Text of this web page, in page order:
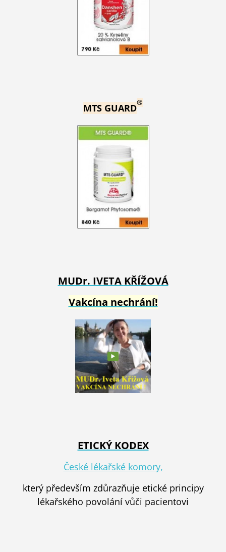
MTS GUARD®
MUDr. IVETA KŘÍŽOVÁ
Vakcína nechrání!
ETICKÝ KODEX
České lékařské komory,
který především zdůrazňuje etické principy
lékařského povolání vůči pacientovi